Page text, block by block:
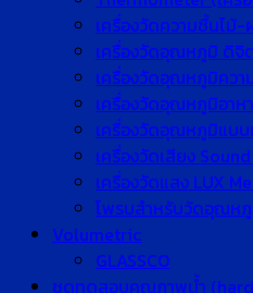
เครื่องวัดความชื้นไ
เครื่องวัดอุณหภูมิ ดิจิ
เครื่องวัดอุณหภูมิคว
เครื่องวัดอุณหภูมิอาห
เครื่องวัดอุณหภูมิแบ
เครื่องวัดเสียง
เครื่องวัดแสง LUX
โพรบสำหรับวัดอุณห
Volumetric
GLASSCO
ชุดทดสอบคุณภาพน้ำ